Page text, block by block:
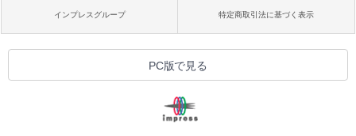
インプレスグループ 特定商取引法に基づく表示
PC版で見る